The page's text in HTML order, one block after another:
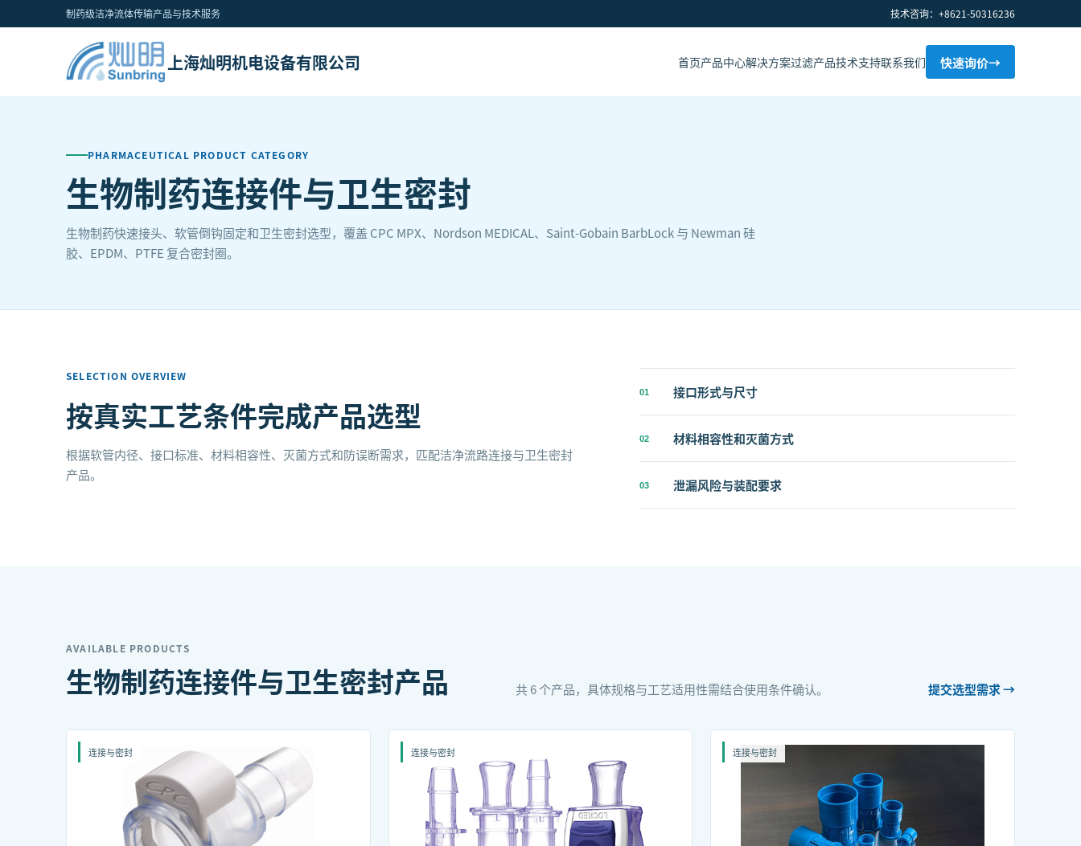
制药级洁净流体传输产品与技术服务 技术咨询：+8621-50316236
上海灿明机电设备有限公司 首页产品中心解决方案过滤产品技术支持联系我们 快速询价→
PHARMACEUTICAL PRODUCT CATEGORY
生物制药连接件与卫生密封
生物制药快速接头、软管倒钩固定和卫生密封选型，覆盖 CPC MPX、Nordson MEDICAL、Saint-Gobain BarbLock 与 Newman 硅
胶、EPDM、PTFE 复合密封圈。
SELECTION OVERVIEW
按真实工艺条件完成产品选型
根据软管内径、接口标准、材料相容性、灭菌方式和防误断需求，匹配洁净流路连接与卫生密封
产品。
01 接口形式与尺寸
02 材料相容性和灭菌方式
03 泄漏风险与装配要求
AVAILABLE PRODUCTS
生物制药连接件与卫生密封产品 共6个产品，具体规格与工艺适用性需结合使用条件确认。 提交选型需求 →
连接与密封 连接与密封 连接与密封